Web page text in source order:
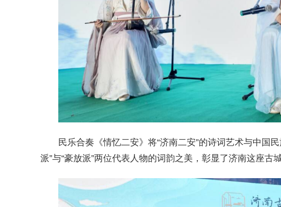
民乐合奏《情忆二安》将“济南二安”的诗词艺术与中国
派”与“豪放派”两位代表人物的词韵之美，彰显了济南这座古